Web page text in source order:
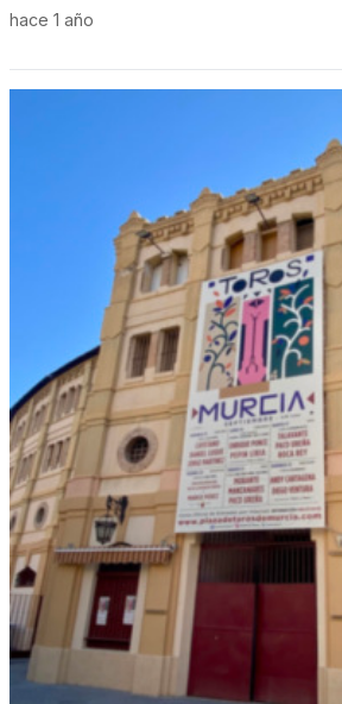
hace 1 año